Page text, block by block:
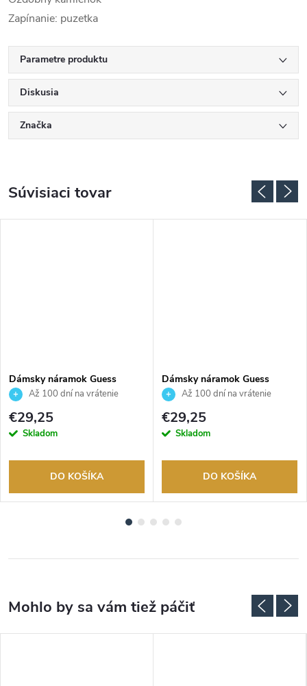
Zapínanie: puzetka
Parametre produktu
Diskusia
Značka
Súvisiaci tovar
Dámsky náramok Guess
JUBB02246JWYGS
Až 100 dní na vrátenie
tovaru. Autorizovaný predajca.
€29,25
Skladom
DO KOŠÍKA
Dámsky náramok Guess
JUBB02248JWRHS
Až 100 dní na vrátenie
tovaru. Autorizovaný predajca.
€29,25
Skladom
DO KOŠÍKA